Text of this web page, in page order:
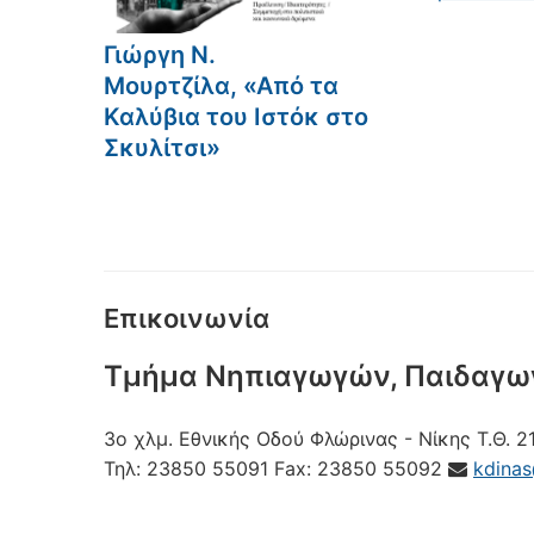
Γιώργη Ν.
Μουρτζίλα, «Από τα
Καλύβια του Ιστόκ στο
Σκυλίτσι»
Επικοινωνία
Τμήμα Νηπιαγωγών,
3ο χλμ. Εθνικής Οδού Φλώρινας - Νίκης Τ.Θ.
Τηλ: 23850 55091 Fax: 23850 55092